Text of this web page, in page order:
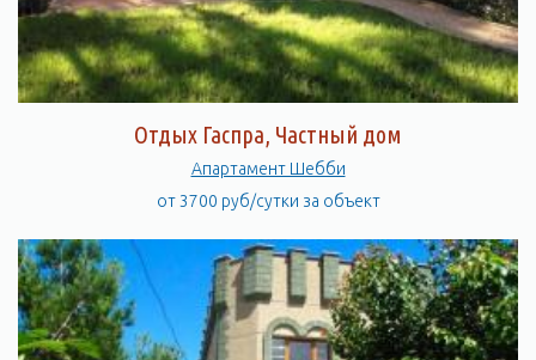
Отдых Гаспра, Частный дом
Апартамент Шебби
от 3700 руб/сутки за объект